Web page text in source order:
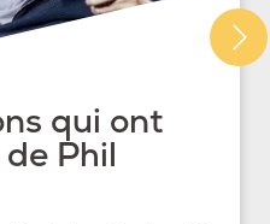
qui ont
Phil